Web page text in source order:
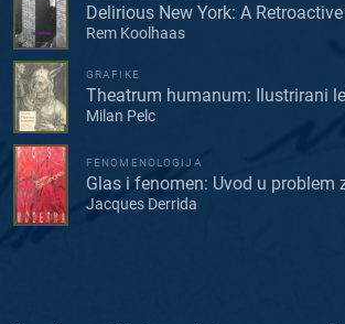
Delirious New York: A
Rem Koolhaas
GRAFIKE
Theatrum humanum: Ilustrirani
Milan Pelc
FENOMENOLOGIJA
Glas i fenomen: Uvod u problem
Jacques Derrida